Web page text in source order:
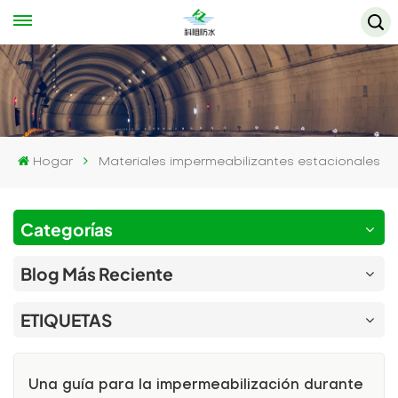
Hogar Materiales impermeabilizantes estacionales
Categorías
Blog Más Reciente
ETIQUETAS
Una guía para la impermeabilización durante